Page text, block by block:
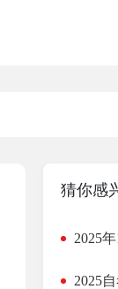
猜你感
2025
2025